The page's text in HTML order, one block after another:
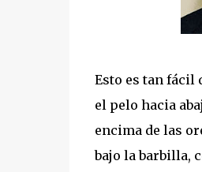
Esto es tan fácil
el pelo hacia
encima de las
bajo la barbilla,